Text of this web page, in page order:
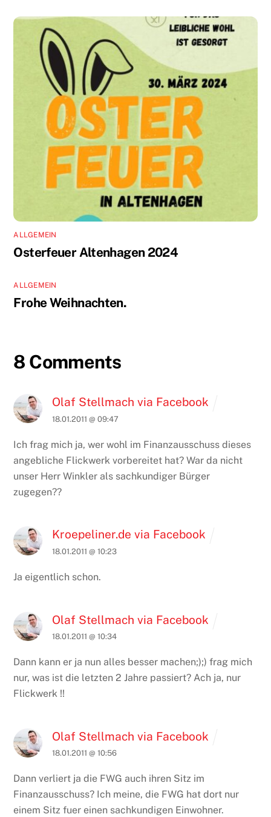
ALLGEMEIN
Osterfeuer Altenhagen 2024
ALLGEMEIN
Frohe Weihnachten.
8 Comments
Olaf Stellmach via Facebook
18.01.2011 @ 09:47
Ich frag mich ja, wer wohl im Finanzausschuss dieses
angebliche Flickwerk vorbereitet hat? War da nicht
unser Herr Winkler als sachkundiger Bürger
zugegen??
Kroepeliner.de via Facebook
18.01.2011 @ 10:23
Ja eigentlich schon.
Olaf Stellmach via Facebook
18.01.2011 @ 10:34
Dann kann er ja nun alles besser machen;);) frag mich
nur, was ist die letzten 2 Jahre passiert? Ach ja, nur
Flickwerk !!
Olaf Stellmach via Facebook
18.01.2011 @ 10:56
Dann verliert ja die FWG auch ihren Sitz im
Finanzausschuss? Ich meine, die FWG hat dort nur
einem Sitz fuer einen sachkundigen Einwohner.